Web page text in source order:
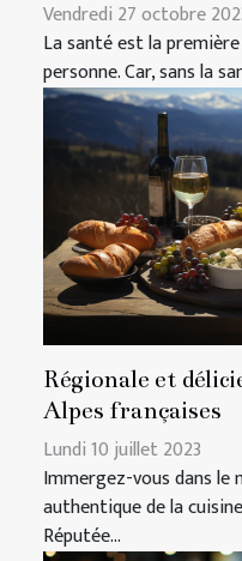
Vendredi 27 octobre
La santé est la
personne. Car, sans la
Régionale et
Alpes françaises
Lundi 10 juillet 2023
Immergez-vous dans le
authentique de la
Réputée...